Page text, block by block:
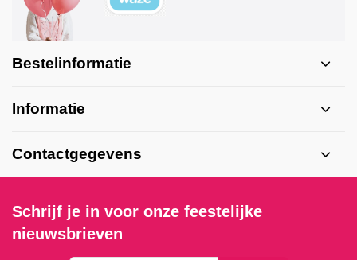
Bestelinformatie
Informatie
Contactgegevens
Schrijf je in voor onze feestelijke
nieuwsbrieven